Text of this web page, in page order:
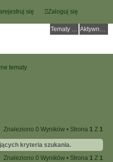
Zaloguj się
się
Tematy bez odpowiedzi Aktywne tematy
tematy
Znaleziono 0 Wyników • Strona 1 Z 1
kryteria szukania.
Znaleziono 0 Wyników • Strona 1 Z 1